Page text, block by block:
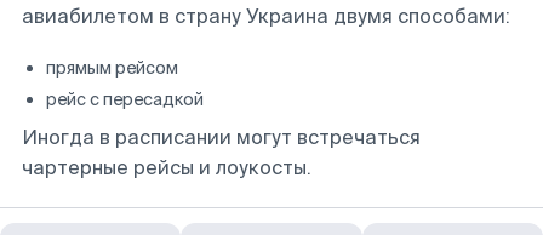
авиабилетом в страну Украина двумя способами:
прямым рейсом
рейс с пересадкой
Иногда в расписании могут встречаться
чартерные рейсы и лоукосты.